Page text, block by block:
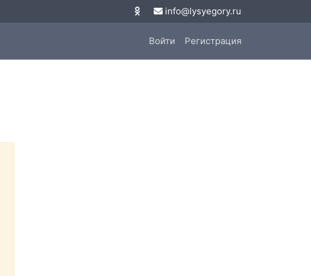
info@lysyegory.ru
Войти Регистрация